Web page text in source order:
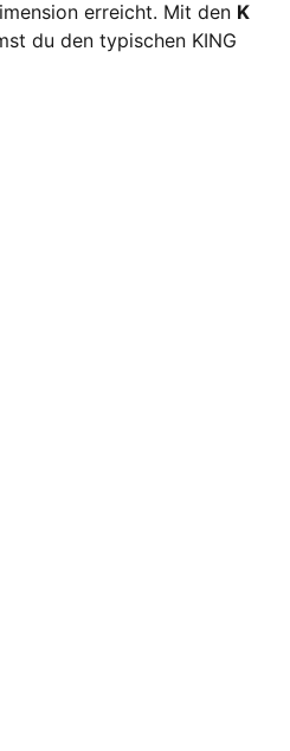
erreicht. Mit den K
du den typischen KING